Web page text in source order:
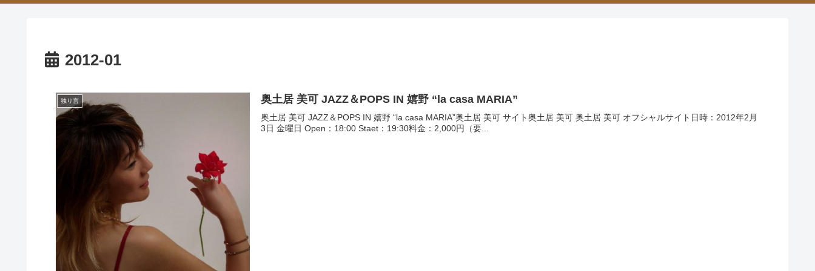
2012-01
独り言 奥土居 美可 JAZZ＆POPS IN 嬉野 “la casa MARIA”
奥土居 美可 JAZZ＆POPS IN 嬉野 “la casa MARIA”奥土居 美可 サイト奥土居 美可 奥土居 美可 オフシャルサイト日時：2012年2月
3日 金曜日 Open：18:00 Staet：19:30料金：2,000円（要...